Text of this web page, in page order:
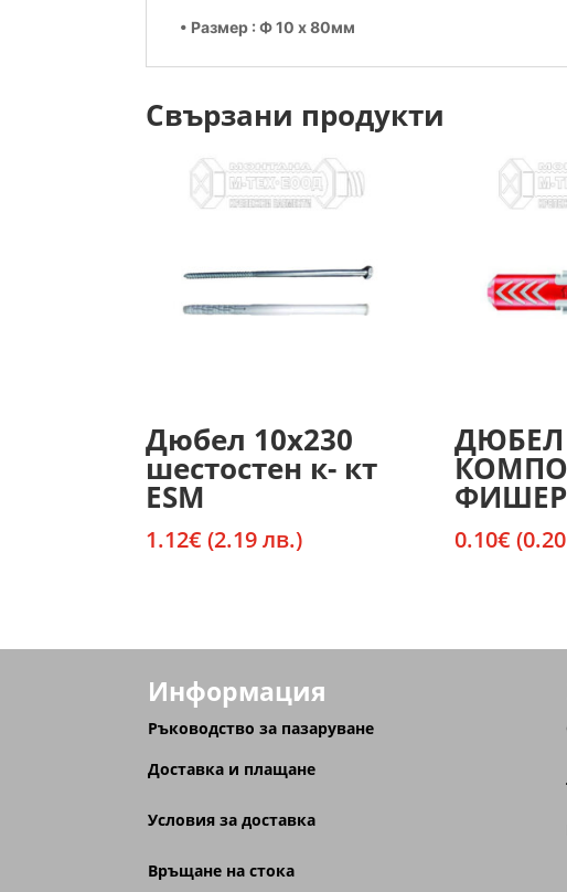
• Размер : Ф 10 х 80мм
Свързани продукти
Дюбел 10х230
шестостен к- кт
ESM
1.12€ (2.19 лв.)
ДЮБЕЛ
ФИШЕР
0.10€
Информация
Ръководство за пазаруване
Доставка и плащане
Условия за доставка
Връщане на стока